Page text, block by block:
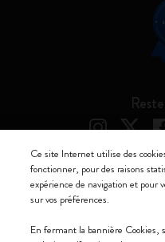
Moleskine ® est une marque
Italia - P. IVA / CCIAA n.
Ce site Internet utilise des
fonctionner, pour des raisons
expérience de navigation et pour
sur vos préférences.
En fermant la bannière Cookies,